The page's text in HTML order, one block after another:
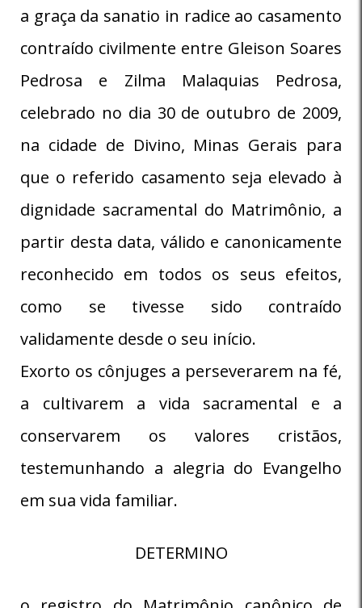
a graça da sanatio in radice ao casamento
contraído civilmente entre Gleison Soares
Pedrosa e Zilma Malaquias Pedrosa,
celebrado no dia 30 de outubro de 2009,
na cidade de Divino, Minas Gerais para
que o referido casamento seja elevado à
dignidade sacramental do Matrimônio, a
partir desta data, válido e canonicamente
reconhecido em todos os seus efeitos,
como se tivesse sido contraído
validamente desde o seu início.
Exorto os cônjuges a perseverarem na fé,
a cultivarem a vida sacramental e a
conservarem os valores cristãos,
testemunhando a alegria do Evangelho
em sua vida familiar.
DETERMINO